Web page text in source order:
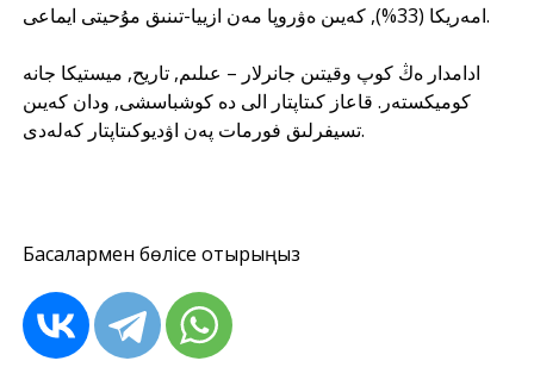
امەريكا (33%), كەيىن ەۋروپا مەن ازييا-تىنىق مۇحيتى ايماعى.
ادامدار ەڭ كوپ وقيتىن جانرلار – عىلىم, تاريح, ميستيكا جانە
كوميكستەر. قاعاز كىتاپتار الى دە كوشباسشى, ودان كەيىن
تسيفرلىق فورمات پەن اۋديوكىتاپتار كەلەدى.
Басқалармен бөлісе отырыңыз